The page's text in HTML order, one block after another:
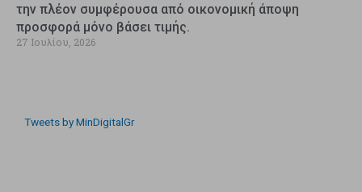
την πλέον συμφέρουσα από οικονομική άποψη
προσφορά μόνο βάσει τιμής.
27 Ιουλίου, 2026
Tweets by MinDigitalGr